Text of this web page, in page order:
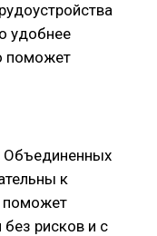
удобнее
поможет
Объединенных
к
поможет
без рисков и с